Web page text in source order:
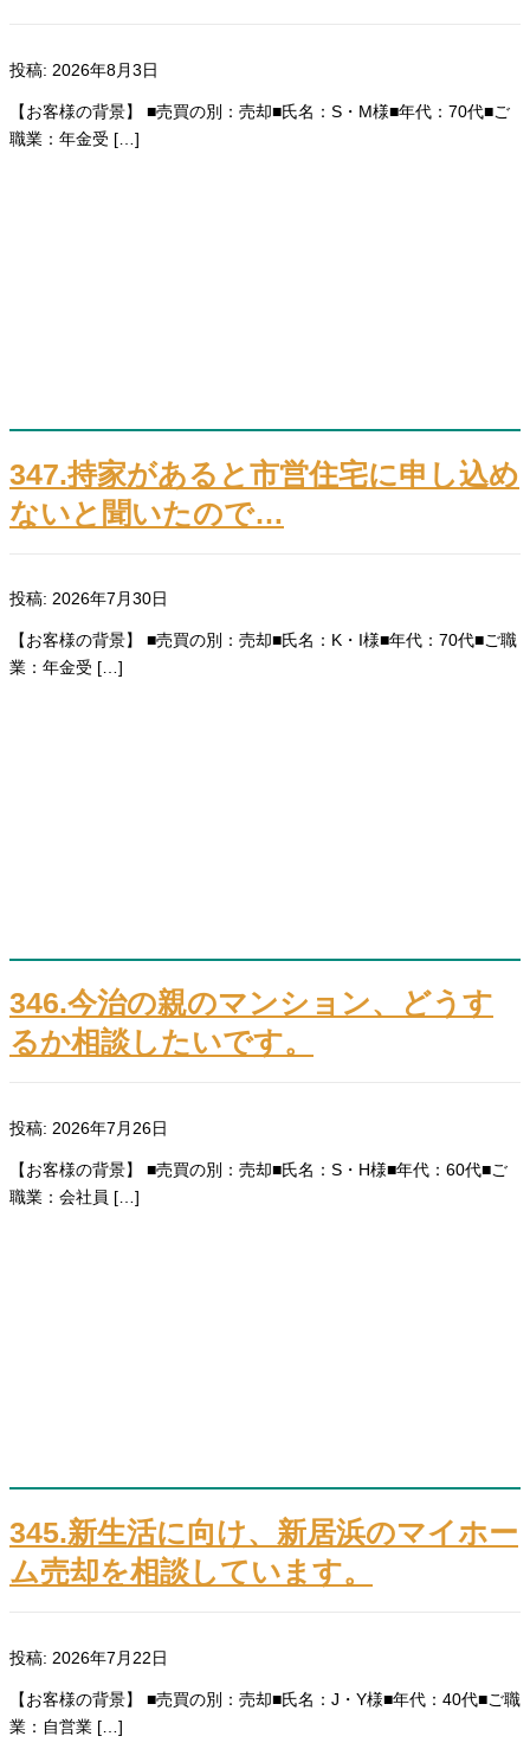
投稿: 2026年8月3日
【お客様の背景】 ■売買の別：売却■氏名：S・M様■年代：70代■ご
職業：年金受 […]
347.持家があると市営住宅に申し込め
ないと聞いたので…
投稿: 2026年7月30日
【お客様の背景】 ■売買の別：売却■氏名：K・I様■年代：70代■ご職
業：年金受 […]
346.今治の親のマンション、どうす
るか相談したいです。
投稿: 2026年7月26日
【お客様の背景】 ■売買の別：売却■氏名：S・H様■年代：60代■ご
職業：会社員 […]
345.新生活に向け、新居浜のマイホー
ム売却を相談しています。
投稿: 2026年7月22日
【お客様の背景】 ■売買の別：売却■氏名：J・Y様■年代：40代■ご職
業：自営業 […]